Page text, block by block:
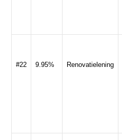
#22 9.95% Renovatielening